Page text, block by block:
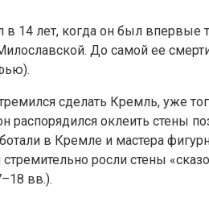
14 лет, когда он был впервые
До самой ее
сделать Кремль, уже
оклеить стены
в Кремле и мастера
росли стены
вв.).